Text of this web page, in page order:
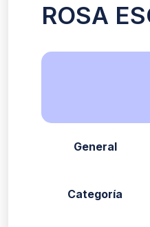
ROSA
General
Categoría